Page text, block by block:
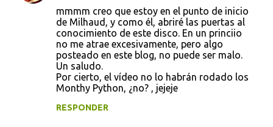
mmmm creo que estoy en el punto de inicio
de Milhaud, y como él, abriré las puertas al
conocimiento de este disco. En un princiio
no me atrae excesivamente, pero algo
posteado en este blog, no puede ser malo.
Un saludo.
Por cierto, el vídeo no lo habrán rodado los
Monthy Python, ¿no? , jejeje
RESPONDER